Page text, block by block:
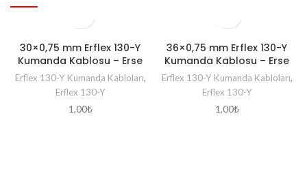
30×0,75 mm Erflex 130-Y
Kumanda Kablosu – Erse
Erflex 130-Y Kumanda Kabloları,
Erflex 130-Y
1,00₺
36×0,75 mm Erflex 130-Y
Kumanda Kablosu – Erse
Erflex 130-Y Kumanda Kabloları,
Erflex 130-Y
1,00₺